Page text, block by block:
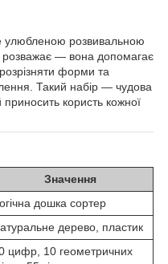
улюбленою розвивальною
розважає — вона допомагає
форми та
Такий набір — чудова
приносить користь кожної
Значення
дошка сортер
дерево, пластик
цифр, 10 геометричних